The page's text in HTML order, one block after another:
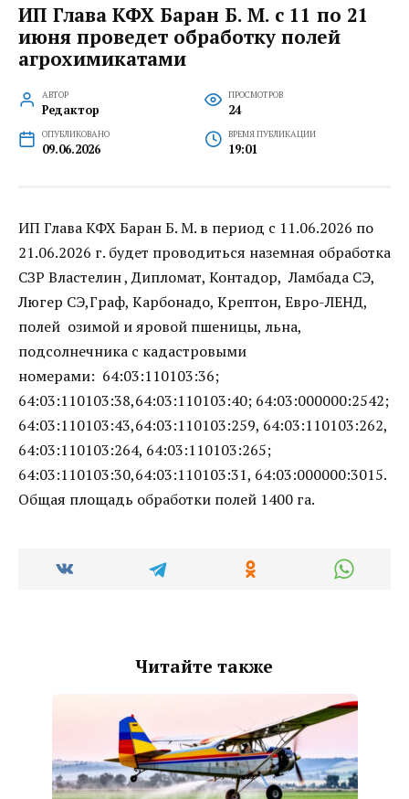
ИП Глава КФХ Баран Б. М. с 11 по 21
июня проведет обработку полей
агрохимикатами
АВТОР
Редактор
ПРОСМОТРОВ
24
ОПУБЛИКОВАНО
09.06.2026
ВРЕМЯ ПУБЛИКАЦИИ
19:01
ИП Глава КФХ Баран Б. М. в период с 11.06.2026 по
21.06.2026 г. будет проводиться наземная обработка
СЗР Властелин , Дипломат, Контадор, Ламбада СЭ,
Люгер СЭ,Граф, Карбонадо, Крептон, Евро-ЛЕНД,
полей озимой и яровой пшеницы, льна,
подсолнечника с кадастровыми
номерами: 64:03:110103:36;
64:03:110103:38,64:03:110103:40; 64:03:000000:2542;
64:03:110103:43,64:03:110103:259, 64:03:110103:262,
64:03:110103:264, 64:03:110103:265;
64:03:110103:30,64:03:110103:31, 64:03:000000:3015.
Общая площадь обработки полей 1400 га.
Читайте также